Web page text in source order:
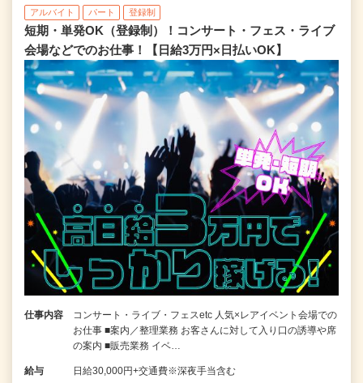
アルバイト パート 登録制
短期・単発OK（登録制）！コンサート・フェス・ライブ
会場などでのお仕事！【日給3万円×日払いOK】
仕事内容
コンサート・ライブ・フェスetc 人気×レアイベント会場での
お仕事 ■案内／整理業務 お客さんに対して入り口の誘導や席
の案内 ■販売業務 イベ…
給与 日給30,000円+交通費※深夜手当含む